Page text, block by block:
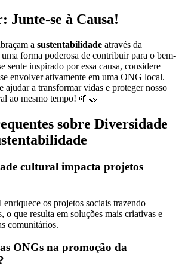
Junte-se à Causa!
a sustentabilidade através da
forma poderosa de contribuir para o bem-
sente inspirado por essa causa, considere
envolver ativamente em uma ONG local.
ajudar a transformar vidas e proteger nosso
ao mesmo tempo! 🌱🤝
sobre Diversidade
cultural impacta projetos
os projetos sociais trazendo
o que resulta em soluções mais criativas e
comunitários.
ONGs na promoção da